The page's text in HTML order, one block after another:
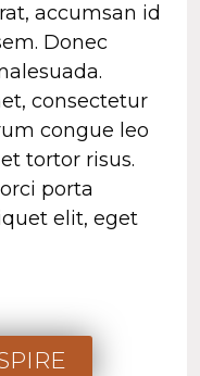
accumsan id
Donec
consectetur
congue leo
tortor risus.
porta
elit, eget